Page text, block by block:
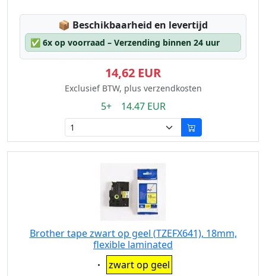
📦 Lagerstatus:
Beschikbaarheid en levertijd
✅ 6x op voorraad – Verzending binnen 24 uur
14,62 EUR
Exclusief BTW, plus verzendkosten
5+ 14.47 EUR
Brother tape zwart op geel (TZEFX641), 18mm,
flexible laminated
Eigenschaft:
zwart op geel